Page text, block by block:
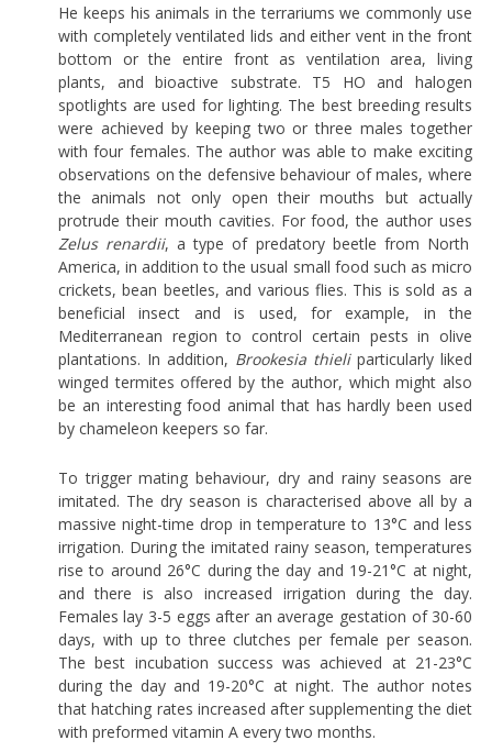
He keeps his animals in the terrariums we commonly use
with completely ventilated lids and either vent in the front
bottom or the entire front as ventilation area, living
plants, and bioactive substrate. T5 HO and halogen
spotlights are used for lighting. The best breeding results
were achieved by keeping two or three males together
with four females. The author was able to make exciting
observations on the defensive behaviour of males, where
the animals not only open their mouths but actually
protrude their mouth cavities. For food, the author uses
Zelus renardii, a type of predatory beetle from North
America, in addition to the usual small food such as micro
crickets, bean beetles, and various flies. This is sold as a
beneficial insect and is used, for example, in the
Mediterranean region to control certain pests in olive
plantations. In addition, Brookesia thieliparticularly liked
winged termites offered by the author, which might also
be an interesting food animal that has hardly been used
by chameleon keepers so far.
To trigger mating behaviour, dry and rainy seasons are
imitated. The dry season is characterised above all by a
massive night-time drop in temperature to 13°C and less
irrigation. During the imitated rainy season, temperatures
rise to around 26°C during the day and 19-21°C at night,
and there is also increased irrigation during the day.
Females lay 3-5 eggs after an average gestation of 30-60
days, with up to three clutches per female per season.
The best incubation success was achieved at 21-23°C
during the day and 19-20°C at night. The author notes
that hatching rates increased after supplementing the diet
with preformed vitamin A every two months.